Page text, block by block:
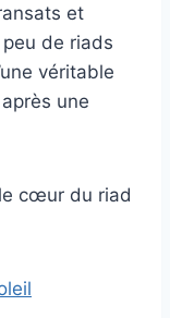
et
peu de riads
véritable
une
cœur du riad